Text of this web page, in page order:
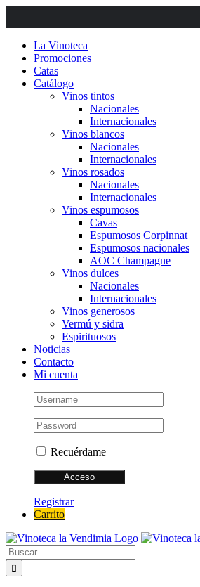
La Vinoteca
Promociones
Catas
Catálogo
Vinos tintos
Nacionales
Internacionales
Vinos blancos
Nacionales
Internacionales
Vinos rosados
Nacionales
Internacionales
Vinos espumosos
Cavas
Espumosos Corpinnat
Espumosos nacionales
AOC Champagne
Vinos dulces
Nacionales
Internacionales
Vinos generosos
Vermú y sidra
Espirituosos
Noticias
Contacto
Mi cuenta
Recuérdame
Registrar
Carrito
Buscar: